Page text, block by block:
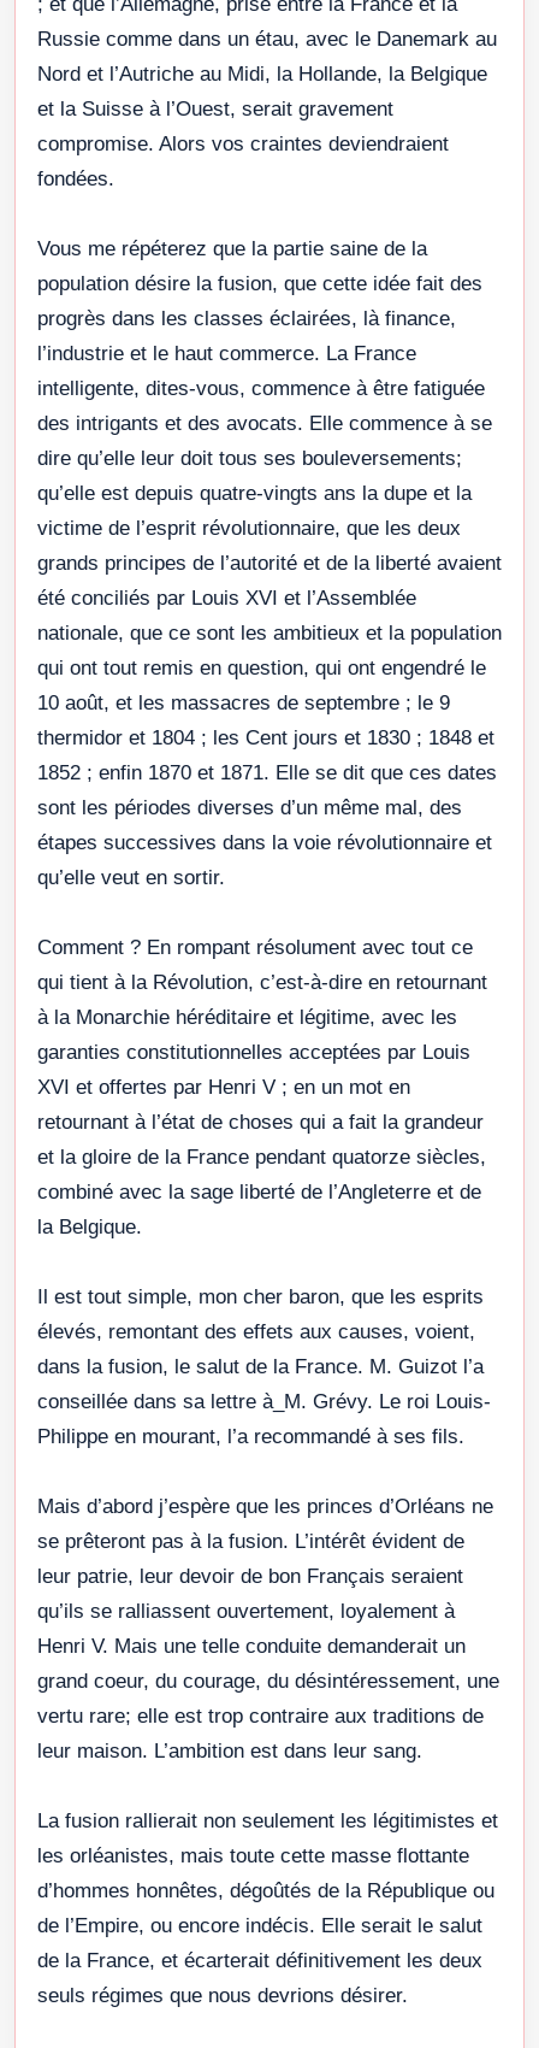
Russie comme dans un étau, avec le Danemark au
Nord et l’Autriche au Midi, la Hollande, la Belgique
et la Suisse à l’Ouest, serait gravement
compromise. Alors vos craintes deviendraient
fondées.
Vous me répéterez que la partie saine de la
population désire la fusion, que cette idée fait des
progrès dans les classes éclairées, là finance,
l’industrie et le haut commerce. La France
intelligente, dites-vous, commence à être fatiguée
des intrigants et des avocats. Elle commence à se
dire qu’elle leur doit tous ses bouleversements;
qu’elle est depuis quatre-vingts ans la dupe et la
victime de l’esprit révolutionnaire, que les deux
grands principes de l’autorité et de la liberté avaient
été conciliés par Louis XVI et l’Assemblée
nationale, que ce sont les ambitieux et la population
qui ont tout remis en question, qui ont engendré le
10 août, et les massacres de septembre ; le 9
thermidor et 1804 ; les Cent jours et 1830 ; 1848 et
1852 ; enfin 1870 et 1871. Elle se dit que ces dates
sont les périodes diverses d’un même mal, des
étapes successives dans la voie révolutionnaire et
qu’elle veut en sortir.
Comment ? En rompant résolument avec tout ce
qui tient à la Révolution, c’est-à-dire en retournant
à la Monarchie héréditaire et légitime, avec les
garanties constitutionnelles acceptées par Louis
XVI et offertes par Henri V ; en un mot en
retournant à l’état de choses qui a fait la grandeur
et la gloire de la France pendant quatorze siècles,
combiné avec la sage liberté de l’Angleterre et de
la Belgique.
Il est tout simple, mon cher baron, que les esprits
élevés, remontant des effets aux causes, voient,
dans la fusion, le salut de la France. M. Guizot l’a
conseillée dans sa lettre à_M. Grévy. Le roi Louis-
Philippe en mourant, l’a recommandé à ses fils.
Mais d’abord j’espère que les princes d’Orléans ne
se prêteront pas à la fusion. L’intérêt évident de
leur patrie, leur devoir de bon Français seraient
qu’ils se ralliassent ouvertement, loyalement à
Henri V. Mais une telle conduite demanderait un
grand coeur, du courage, du désintéressement, une
vertu rare; elle est trop contraire aux traditions de
leur maison. L’ambition est dans leur sang.
La fusion rallierait non seulement les légitimistes et
les orléanistes, mais toute cette masse flottante
d’hommes honnêtes, dégoûtés de la République ou
de l’Empire, ou encore indécis. Elle serait le salut
de la France, et écarterait définitivement les deux
seuls régimes que nous devrions désirer.